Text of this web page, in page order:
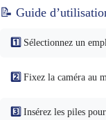
📝 Guide
1️⃣ Sélectionnez un
2️⃣ Fixez la caméra au
3️⃣ Insérez les piles